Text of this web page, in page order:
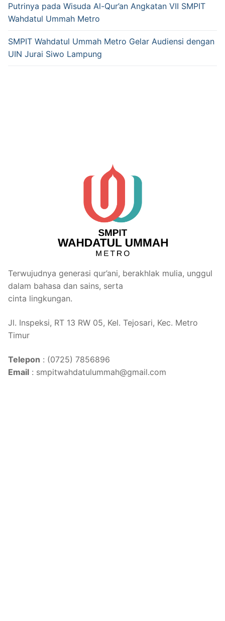
Putrinya pada Wisuda Al-Qur’an Angkatan VII SMPIT
Wahdatul Ummah Metro
SMPIT Wahdatul Ummah Metro Gelar Audiensi dengan
UIN Jurai Siwo Lampung
Terwujudnya generasi qur’ani, berakhlak mulia, unggul
dalam bahasa dan sains, serta
cinta lingkungan.
Jl. Inspeksi, RT 13 RW 05, Kel. Tejosari, Kec. Metro
Timur
Telepon : (0725) 7856896
Email : smpitwahdatulummah@gmail.com